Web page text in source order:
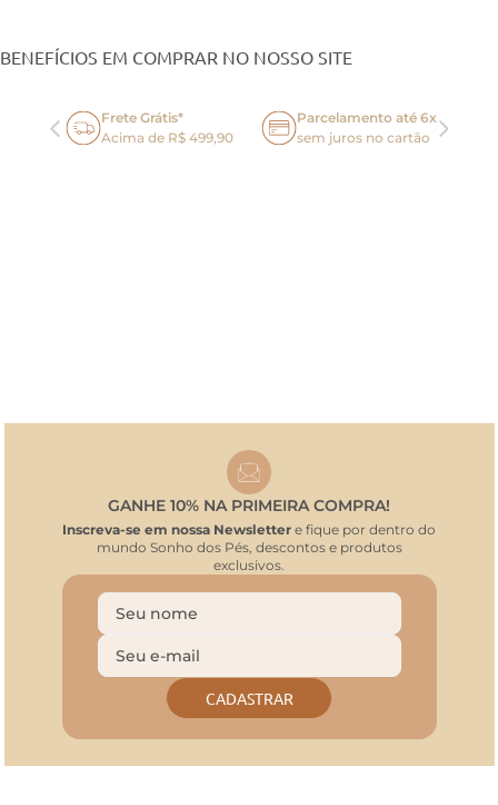
BENEFÍCIOS EM COMPRAR NO NOSSO SITE
Frete Grátis*
Acima de R$ 499,90
Parcelamento até 6x
sem juros no cartão
GANHE 10% NA PRIMEIRA COMPRA!
Inscreva-se em nossa Newsletter e fique por dentro do
mundo Sonho dos Pés, descontos e produtos
exclusivos.
CADASTRAR